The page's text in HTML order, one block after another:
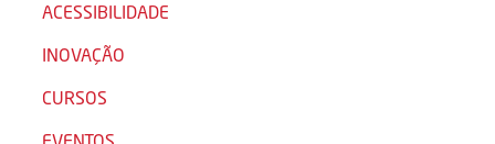
ACESSIBILIDADE
INOVAÇÃO
CURSOS